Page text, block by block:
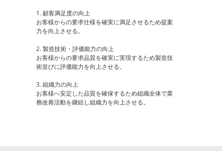
1. 顧客満足度の向上
お客様からの要求仕様を確実に満足させるため提案
力を向上させる。
2. 製造技術・評価能力の向上
お客様からの要求品質を確実に実現するため製造技
術並びに評価能力を向上させる。
3. 組織力の向上
お客様へ安定した品質を確保するため組織全体で業
務改善活動を継続し組織力を向上させる。